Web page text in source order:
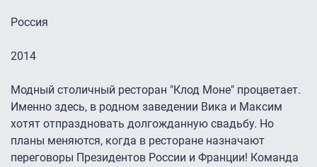
Россия
2014
Модный столичный ресторан "Клод Моне" процветает.
Именно здесь, в родном заведении Вика и Максим
хотят отпраздновать долгожданную свадьбу. Но
планы меняются, когда в ресторане назначают
переговоры Президентов России и Франции! Команда